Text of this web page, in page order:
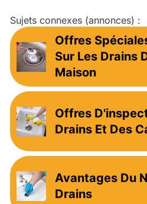
Sujets connexes (annonces) :
Offres
Sur Les Drains
Maison
Offres
Drains Et Des
Avantages Du
Drains